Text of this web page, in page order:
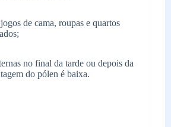
de cama, roupas e quartos
no final da tarde ou depois da
do pólen é baixa.